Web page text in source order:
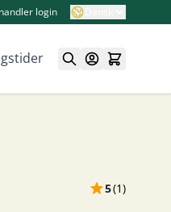
login
5(1)